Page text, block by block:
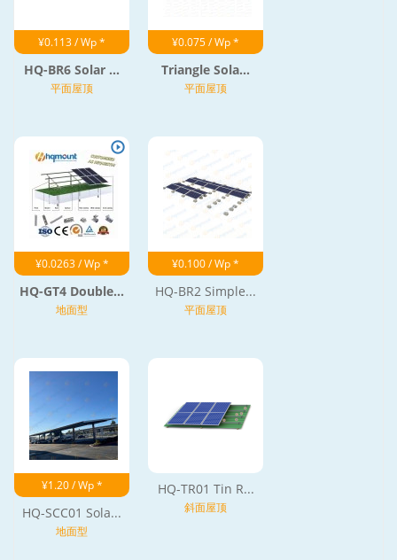
¥0.113 / Wp *
HQ-BR6 Solar ...
平面屋顶
¥0.075 / Wp *
Triangle Sola...
平面屋顶
¥0.0263 / Wp *
HQ-GT4 Double...
地面型
¥0.100 / Wp *
HQ-BR2 Simple...
平面屋顶
¥1.20 / Wp *
HQ-SCC01 Sola...
地面型
HQ-TR01 Tin R...
斜面屋顶